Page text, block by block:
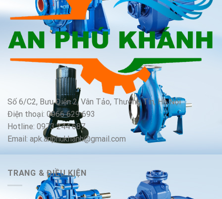
Số 6/C2, Bưu Điện 2, Vân Tảo, Thường Tín, Hà Nội
Điện thoại: 0966 629 693
Hotline: 0973 244 687
Email: apk.anphukhanh@gmail.com
TRANG & ĐIỀU KIỆN